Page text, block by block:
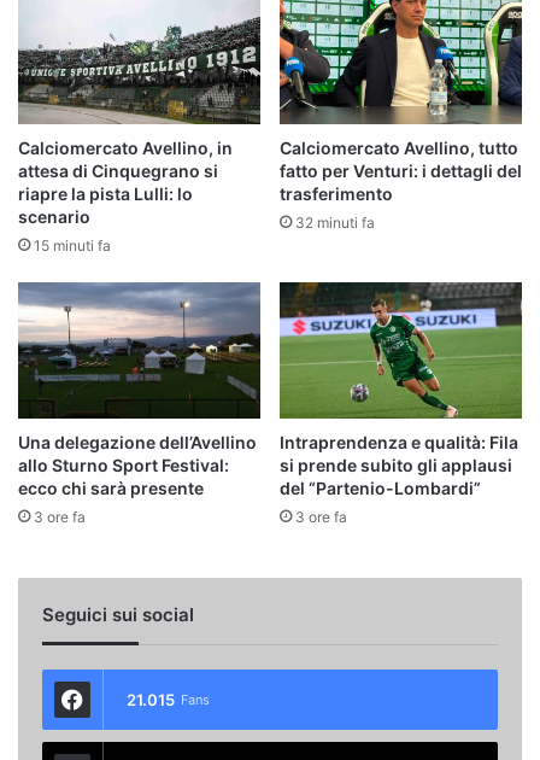
Calciomercato Avellino, in
attesa di Cinquegrano si
riapre la pista Lulli: lo
scenario
15 minuti fa
Calciomercato Avellino, tutto
fatto per Venturi: i dettagli del
trasferimento
32 minuti fa
Una delegazione dell’Avellino
allo Sturno Sport Festival:
ecco chi sarà presente
3 ore fa
Intraprendenza e qualità: Fila
si prende subito gli applausi
del “Partenio-Lombardi”
3 ore fa
Seguici sui social
21.015 Fans